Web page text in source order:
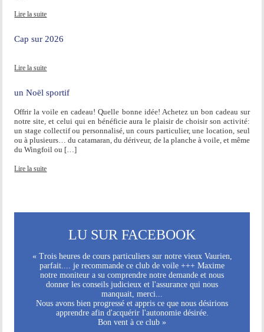
Lire la suite
Cap sur 2026
Lire la suite
un Noël sportif
Offrir la voile en cadeau! Quelle bonne idée! Achetez un bon cadeau sur
notre site, et celui qui en bénéficie aura le plaisir de choisir son activité:
un stage collectif ou personnalisé, un cours particulier, une location, seul
ou à plusieurs… du catamaran, du dériveur, de la planche à voile, et même
du Wingfoil ou […]
Lire la suite
LU SUR FACEBOOK
« Trois heures de cours particuliers sur notre vieux Vaurien,
parfait.... je recommande ce club de voile +++ Maxime
notre moniteur a su comprendre notre demande et nous
donner les conseils judicieux et l'assurance qui nous
manquait, merci...
Nous avons bien progressé et appris ce que nous désirions
apprendre afin d'acquérir l'autonomie désirée.
Bon vent à ce club »